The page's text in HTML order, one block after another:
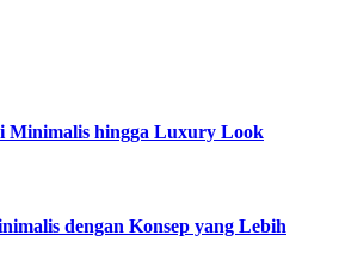
Minimalis hingga Luxury Look
dengan Konsep yang Lebih